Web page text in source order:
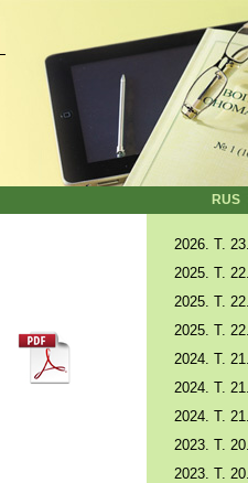
RUS
2026. T.
2025. T.
2025. Т.
2025. Т.
2024. Т.
2024. Т.
2024. Т.
2023. Т.
2023. Т.